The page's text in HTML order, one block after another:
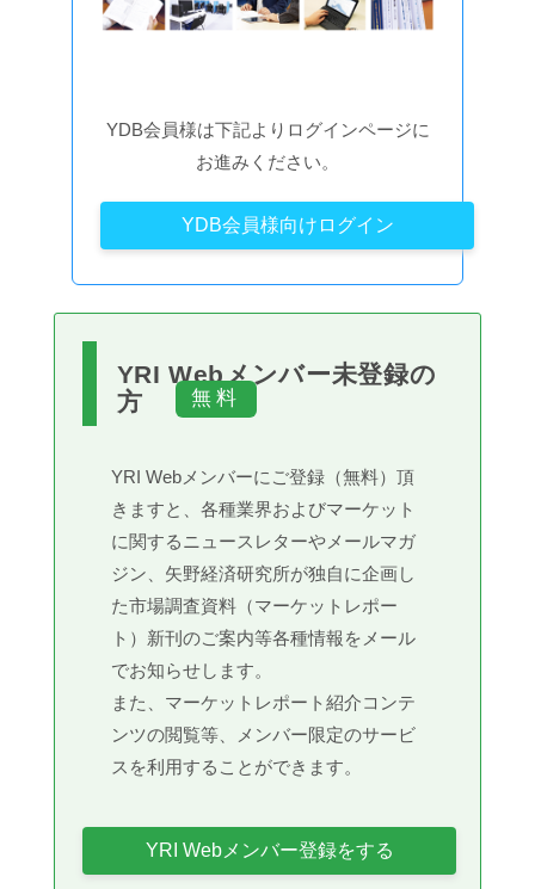
YDB会員様は下記よりログインページに
お進みください。
YDB会員様向けログイン
YRI Webメンバー未登録の
方
YRI Webメンバーにご登録（無料）頂
きますと、各種業界およびマーケット
に関するニュースレターやメールマガ
ジン、矢野経済研究所が独自に企画し
た市場調査資料（マーケットレポー
ト）新刊のご案内等各種情報をメール
でお知らせします。
また、マーケットレポート紹介コンテ
ンツの閲覧等、メンバー限定のサービ
スを利用することができます。
YRI Webメンバー登録をする